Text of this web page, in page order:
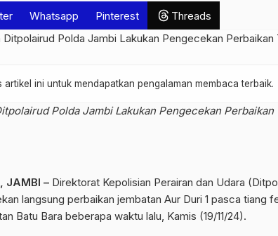
Whatsapp Pinterest Threads
artikel ini untuk mendapatkan pengalaman membaca terbaik.
Polda Jambi Lakukan Pengecekan
JAMBI – Direktorat Kepolisian Perairan dan Udara
langsung perbaikan jembatan Aur Duri 1 pasca tiang
Batu Bara beberapa waktu lalu, Kamis (19/11/24).